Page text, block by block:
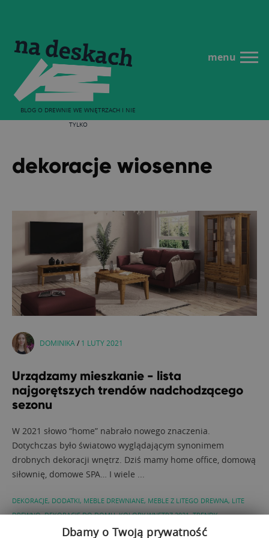
BLOG O DREWNIE WE WNĘTRZACH I NIE
TYLKO
menu
dekoracje wiosenne
DOMINIKA / 1 LUTY 2021
Urządzamy mieszkanie - lista
najgorętszych trendów nadchodzącego
sezonu
W 2021 słowo “home” nabrało nowego znaczenia.
Dotychczas było światowo wyglądającym synonimem
drobnych dekoracji wnętrz. Dziś mamy home office, domową
siłownię, domowe SPA… I wiele ...
DEKORACJE, DODATKI, MEBLE DREWNIANE, MEBLE Z LITEGO DREWNA, LITE
DREWNO,DEKORACJE DO DOMU,KOLORY WNĘTRZ 2021,TRENDY
WNĘTRZARSKIE 2021,TRENDY WNĘTRZA 2021,TRENDY 2021,URZĄDZAMY
Dbamy o Twoją prywatność